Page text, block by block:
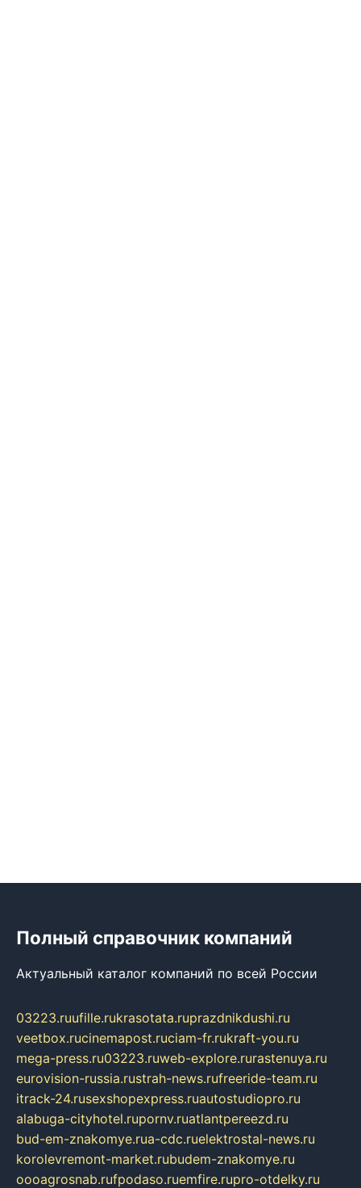
Полный справочник компаний
Актуальный каталог компаний по всей России
03223.ruufille.rukrasotata.ruprazdnikdushi.ru
veetbox.rucinemapost.ruciam-fr.rukraft-you.ru
mega-press.ru03223.ruweb-explore.rurastenuya.ru
eurovision-russia.rustrah-news.rufreeride-team.ru
itrack-24.rusexshopexpress.ruautostudiopro.ru
alabuga-cityhotel.rupornv.ruatlantpereezd.ru
bud-em-znakomye.rua-cdc.ruelektrostal-news.ru
korolevremont-market.rubudem-znakomye.ru
oooagrosnab.rufpodaso.ruemfire.rupro-otdelky.ru